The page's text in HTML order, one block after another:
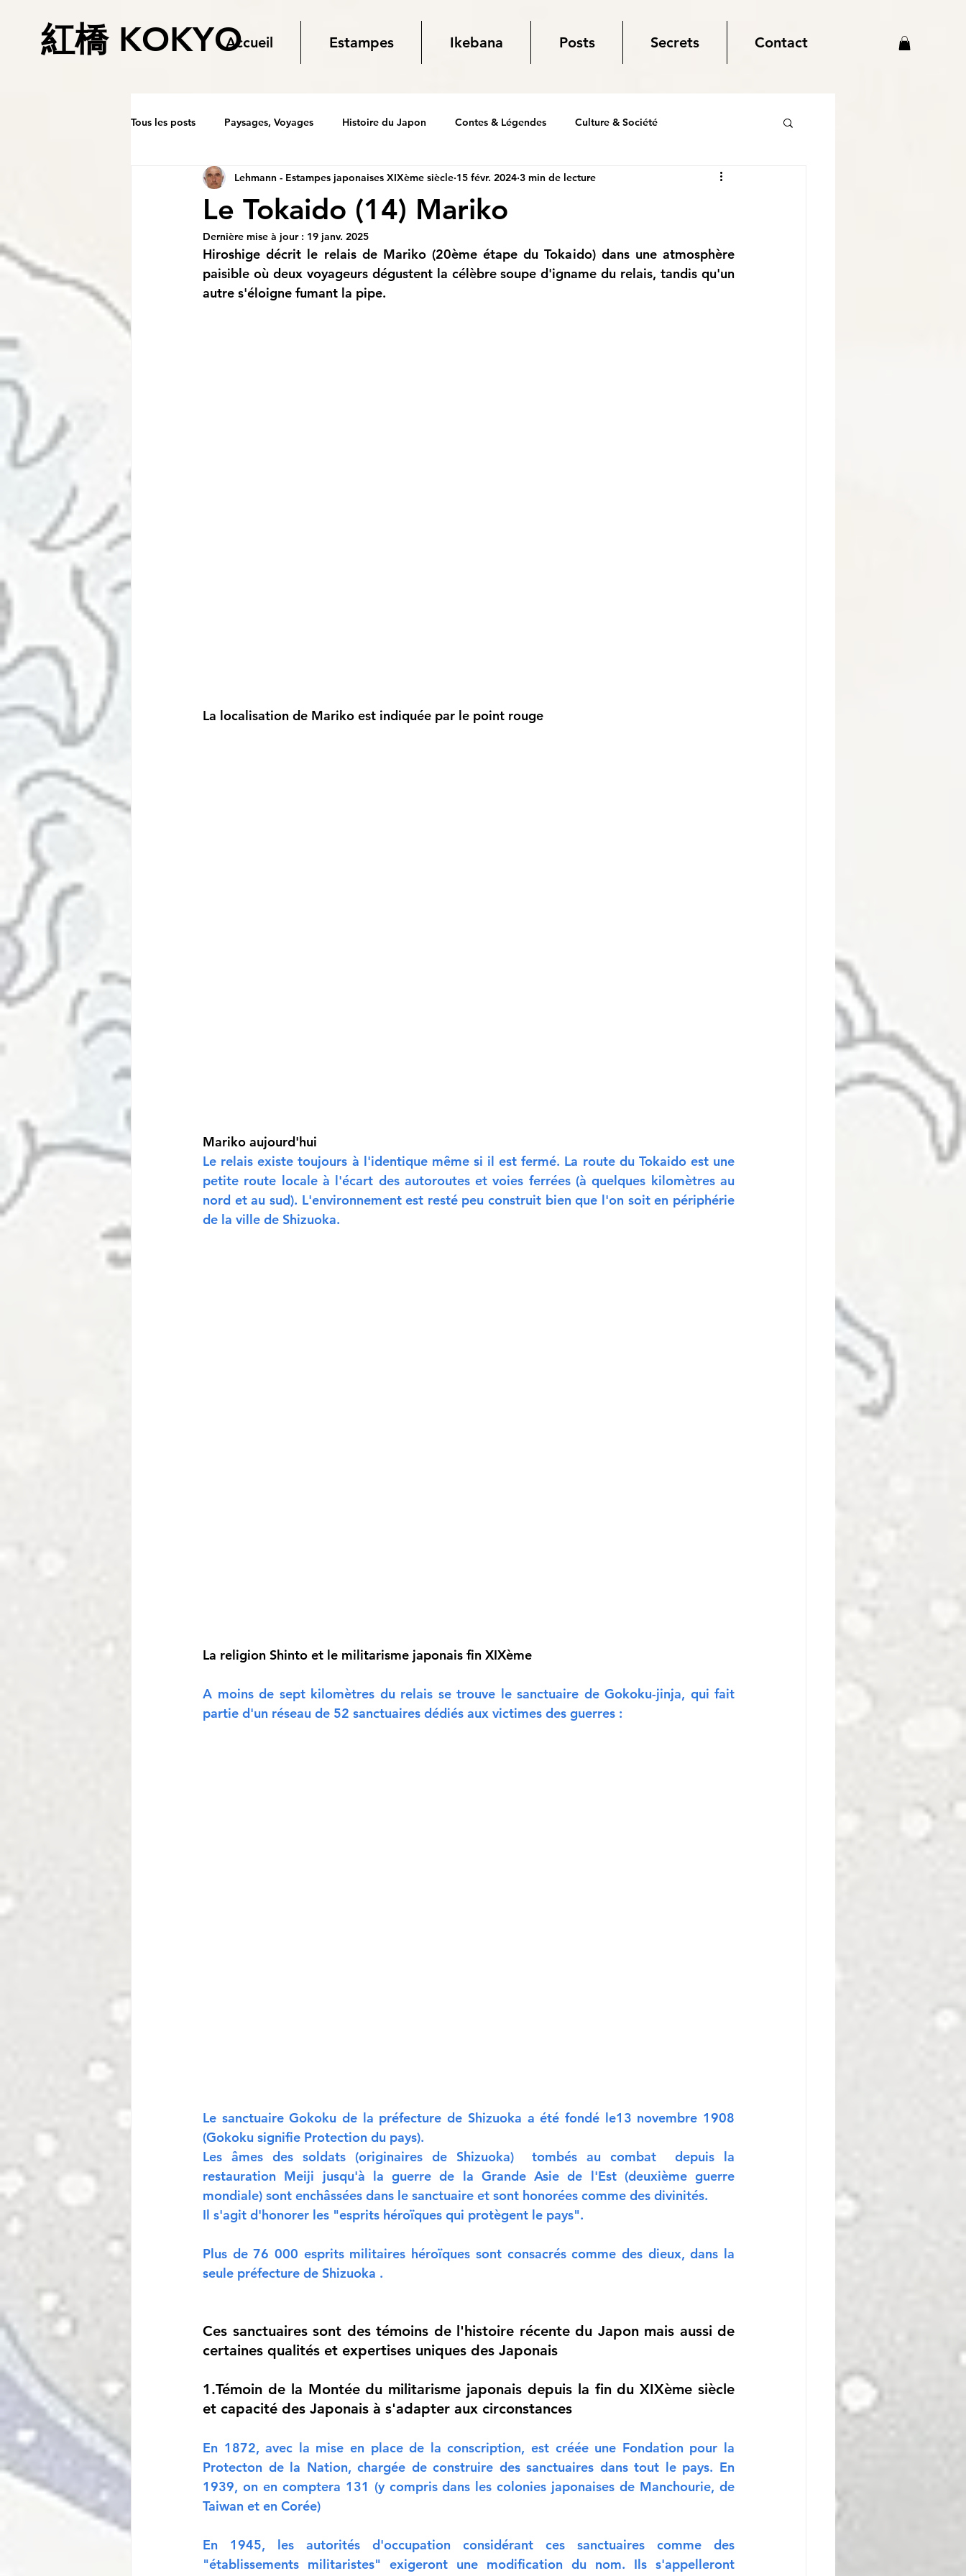
紅橋 KOKYOAccueil Estampes Ikebana Posts Secrets Contact
Tous les posts Paysages, Voyages Histoire du Japon Contes & Légendes Culture & Société
Le Tokaido (14) Mariko
Lehmann - Estampes japonaises XIXème siècle 15 févr. 2024 3 min de lecture
Dernière mise à jour : 19 janv. 2025
Hiroshige décrit le relais de Mariko (20ème étape du Tokaido) dans une atmosphère
paisible où deux voyageurs dégustent la célèbre soupe d'igname du relais, tandis qu'un
autre s'éloigne fumant la pipe.
La localisation de Mariko est indiquée par le point rouge
Mariko aujourd'hui
Le relais existe toujours à l'identique même si il est fermé. La route du Tokaido est une
petite route locale à l'écart des autoroutes et voies ferrées (à quelques kilomètres au
nord et au sud). L'environnement est resté peu construit bien que l'on soit en périphérie
de la ville de Shizuoka.
La religion Shinto et le militarisme japonais fin XIXème
A moins de sept kilomètres du relais se trouve le sanctuaire de Gokoku-jinja, qui fait
partie d'un réseau de 52 sanctuaires dédiés aux victimes des guerres :
Le sanctuaire Gokoku de la préfecture de Shizuoka a été fondé le13 novembre 1908
(Gokoku signifie Protection du pays).
Les âmes des soldats (originaires de Shizuoka)  tombés au combat  depuis la
restauration Meiji jusqu'à la guerre de la Grande Asie de l'Est (deuxième guerre
mondiale) sont enchâssées dans le sanctuaire et sont honorées comme des divinités.
Il s'agit d'honorer les "esprits héroïques qui protègent le pays".
Plus de 76 000 esprits militaires héroïques sont consacrés comme des dieux, dans la
seule préfecture de Shizuoka .
Ces sanctuaires sont des témoins de l'histoire récente du Japon mais aussi de
certaines qualités et expertises uniques des Japonais
1.Témoin de la Montée du militarisme japonais depuis la fin du XIXème siècle
et capacité des Japonais à s'adapter aux circonstances
En 1872, avec la mise en place de la conscription, est créée une Fondation pour la
Protecton de la Nation, chargée de construire des sanctuaires dans tout le pays. En
1939, on en comptera 131 (y compris dans les colonies japonaises de Manchourie, de
Taiwan et en Corée)
En 1945, les autorités d'occupation considérant ces sanctuaires comme des
"établissements militaristes" exigeront une modification du nom. Ils s'appelleront